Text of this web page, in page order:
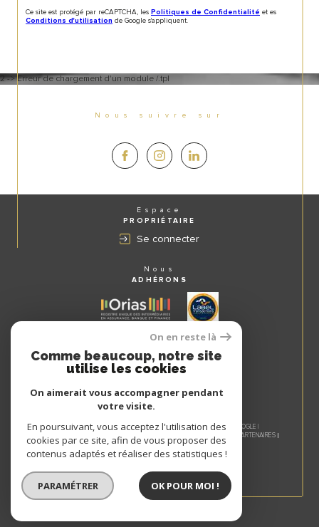
Ce site est protégé par reCAPTCHA, les Politiques de Confidentialité et es
Conditions d'utilisation de Google s'appliquent.
2 -> Erreur de chargement d'un module /.tpl
Nous suivre sur
Espace
PROPRIÉTAIRE
Se connecter
Nous
ADHÉRONS
© 2026 | TOUS DROITS RÉSERVÉS | TRADUCTION POWERED BY GOOGLE |
NOS HONORAIRES
PLAN DU SITE ADMIN
NOS PARTENAIRES
POLITIQUE RGPD
COOKIES
On en reste là
Comme beaucoup, notre site
utilise les cookies
On aimerait vous accompagner pendant
votre visite.
En poursuivant, vous acceptez l'utilisation des
cookies par ce site, afin de vous proposer des
contenus adaptés et réaliser des statistiques !
PARAMÉTRER OK POUR MOI !